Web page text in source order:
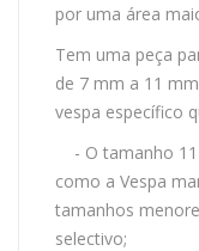
por uma área
Tem uma peça
de 7 mm a 11
vespa específico
- O tamanho 11
como a Vespa
tamanhos
selectivo;